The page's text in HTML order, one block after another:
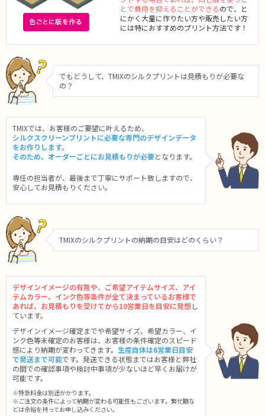
とで費用を抑えることができるので、と
にかく大量に作りたい方や販売したい方
には特におすすめのプリント方法です！
でもどうして、TMIXのシルクプリントは見積もりが必要な
の？
TMIXでは、お客様のご要望に叶えるため、
シルクスクリーンプリントに必要な専門のデザインデータ
をお作りします。
そのため、オーダーごとにお見積もりが必要となります。
専任の担当者が、最後まで丁寧にサポート致しますので、
安心してお見積もりください。
TMIXのシルクプリントの納期の目安はどのくらい？
デザインイメージの有無や、ご希望アイテムサイズ、アイ
テムカラー、インク色等条件が全て決まっているお客様で
あれば、お見積もりを受けてから10営業日を目安に発想 し
ています。
デザインイメージ確定までや希望サイズ、希望カラー、イ
ンク色等未確定のお客様は、お客様の条件確定のスピード
感により納期が変わってきます。 生産自体は6営業日目安
で発送まで可能です。発送できる状態まではお客様と弊社
の間での確認事項や検討中事項が少ないほど早くお届けが
可能です。
※特急料金は別途かかります。
※ご注文の条件によって納期が変わる可能性もございます。繁忙期な
どは余裕を持ってお申し込みください。